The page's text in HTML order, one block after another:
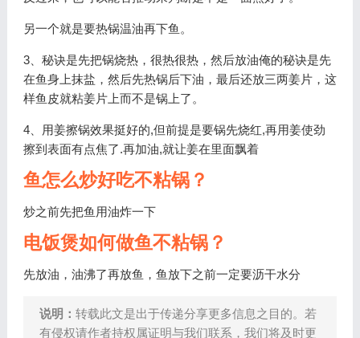
另一个就是要热锅温油再下鱼。
3、秘诀是先把锅烧热，很热很热，然后放油俺的秘诀是先
在鱼身上抹盐，然后先热锅后下油，最后还放三两姜片，这
样鱼皮就粘姜片上而不是锅上了。
4、用姜擦锅效果挺好的,但前提是要锅先烧红,再用姜使劲
擦到表面有点焦了.再加油,就让姜在里面飘着
鱼怎么炒好吃不粘锅？
炒之前先把鱼用油炸一下
电饭煲如何做鱼不粘锅？
先放油，油沸了再放鱼，鱼放下之前一定要沥干水分
说明： 转载此文是出于传递分享更多信息之目的。若
有侵权请作者持权属证明与我们联系，我们将及时更